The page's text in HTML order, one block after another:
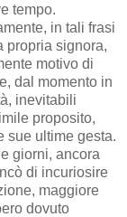
tempo.
in tali frasi
propria signora,
motivo di
dal momento in
inevitabili
proposito,
sue ultime gesta.
giorni, ancora
di incuriosire
maggiore
dovuto